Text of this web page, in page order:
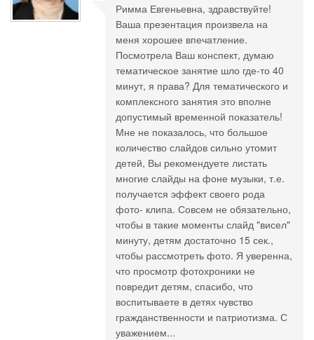
Римма Евгеньевна, здравствуйте!
Ваша презентация произвела на
меня хорошее впечатление.
Посмотрела Ваш конспект, думаю
тематическое занятие шло где-то 40
минут, я права? Для тематического и
комплексного занятия это вполне
допустимый временной показатель!
Мне не показалось, что большое
количество слайдов сильно утомит
детей, Вы рекомендуете листать
многие слайды на фоне музыки, т.е.
получается эффект своего рода
фото- клипа. Совсем не обязательно,
чтобы в такие моменты слайд "висел"
минуту, детям достаточно 15 сек.,
чтобы рассмотреть фото. Я уверенна,
что просмотр фотохроники не
повредит детям, спасибо, что
воспитываете в детях чувство
гражданственности и патриотизма. С
уважением...